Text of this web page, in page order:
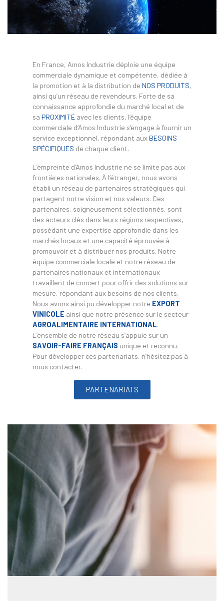
En France, Amos Industrie déploie une équipe
commerciale dynamique et compétente, dédiée à
la promotion et à la distribution de NOS PRODUITS,
ainsi qu’un réseau de revendeurs. Forte de sa
connaissance approfondie du marché local et de
sa PROXIMITÉ avec les clients, l’équipe
commerciale d’Amos Industrie s’engage à fournir un
service exceptionnel, répondant aux BESOINS
SPÉCIFIQUES de chaque client.
L’empreinte d’Amos Industrie ne se limite pas aux
frontières nationales. À l’étranger, nous avons
établi un réseau de partenaires stratégiques qui
partagent notre vision et nos valeurs. Ces
partenaires, soigneusement sélectionnés, sont
des acteurs clés dans leurs régions respectives,
possédant une expertise approfondie dans les
marchés locaux et une capacité éprouvée à
promouvoir et à distribuer nos produits. Notre
équipe commerciale locale et notre réseau de
partenaires nationaux et internationaux
travaillent de concert pour offrir des solutions sur-
mesure, répondant aux besoins de nos clients.
Nous avons ainsi pu développer notre EXPORT
VINICOLE ainsi que notre présence sur le secteur
AGROALIMENTAIRE INTERNATIONAL.
L’ensemble de notre réseau s’appuie sur un
SAVOIR-FAIRE FRANÇAIS unique et reconnu.
Pour développer ces partenariats, n’hésitez pas à
nous contacter.
PARTENARIATS